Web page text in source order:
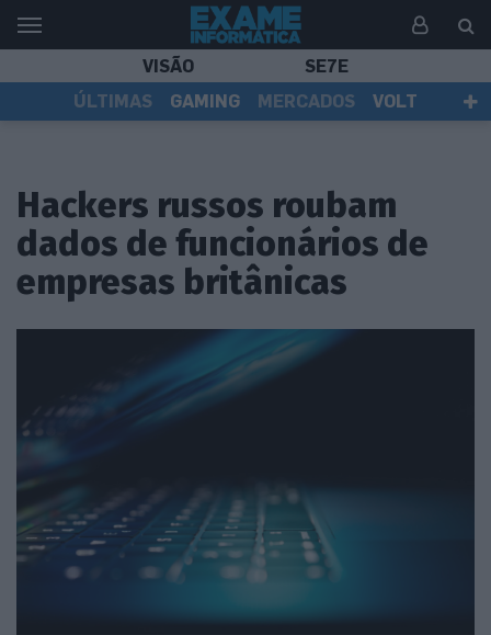
VISÃO
SE7E
ÚLTIMAS
GAMING MERCADOS
VOLT
Hackers russos roubam
dados de funcionários de
empresas britânicas